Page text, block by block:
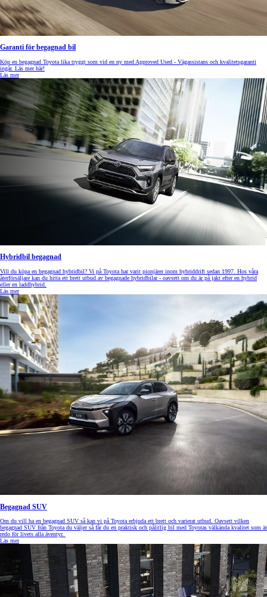
Garanti för begagnad bil
Köp en begagnad Toyota lika tryggt som vid en ny med Approved Used - Vägassistans och kvalitetsgaranti
ingår. Läs mer här!
Läs mer
Hybridbil begagnad
Vill du köpa en begagnad hybridbil? Vi på Toyota har varit pionjärer inom hybriddrift sedan 1997. Hos våra
återförsäljare kan du hitta ett brett utbud av begagnade hybridbilar - oavsett om du är på jakt efter en hybrid
eller en laddhybrid.
Läs mer
Begagnad SUV
Om du vill ha en begagnad SUV så kan vi på Toyota erbjuda ett brett och varierat utbud. Oavsett vilken
begagnad SUV från Toyota du väljer så får du en praktisk och pålitlig bil med Toyotas välkända kvalitet som är
redo för livets alla äventyr.
Läs mer